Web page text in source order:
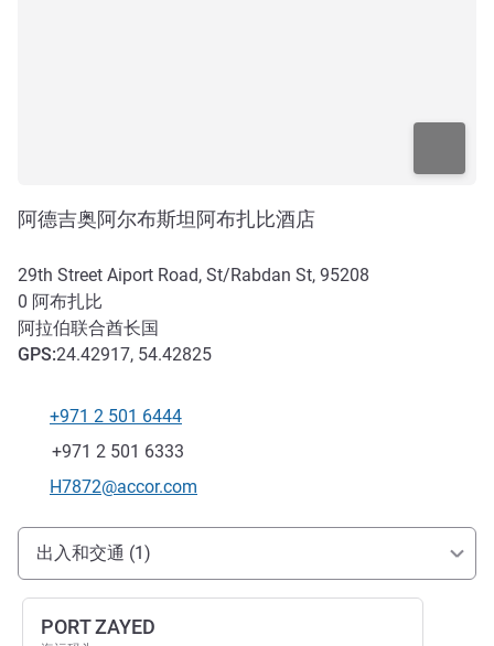
阿德吉奥阿尔布斯坦阿布扎比酒店
29th Street Aiport Road, St/Rabdan St, 95208
0 阿布扎比
阿拉伯联合酋长国
GPS:24.42917, 54.42825
电话
+971 2 501 6444
传真
+971 2 501 6333
联系电子邮件
H7872@accor.com
抵达和交通
出入和交通 (1)
PORT ZAYED